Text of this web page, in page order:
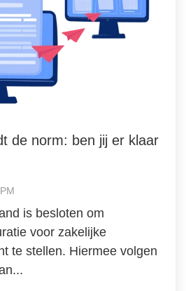
de norm: ben jij er klaar
is besloten om
voor zakelijke
te stellen. Hiermee volgen